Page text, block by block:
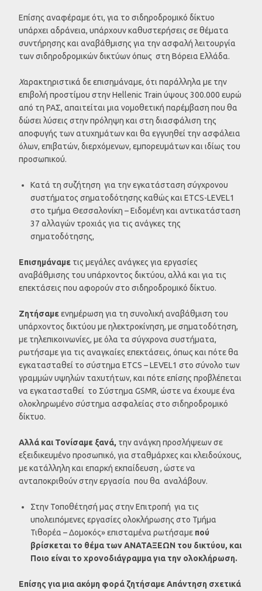
Επίσης αναφέραμε ότι, για το σιδηροδρομικό δίκτυο
υπάρχει αδράνεια, υπάρχουν καθυστερήσεις σε θέματα
συντήρησης και αναβάθμισης για την ασφαλή λειτουργία
των σιδηροδρομικών δικτύων όπως στη Βόρεια Ελλάδα.
Χαρακτηριστικά δε επισημάναμε, ότι παράλληλα με την
επιβολή προστίμου στην Hellenic Train ύψους 300.000 ευρώ
από τη ΡΑΣ, απαιτείται μια νομοθετική παρέμβαση που θα
δώσει λύσεις στην πρόληψη και στη διασφάλιση της
αποφυγής των ατυχημάτων και θα εγγυηθεί την ασφάλεια
όλων, επιβατών, διερχόμενων, εμπορευμάτων και ιδίως του
προσωπικού.
Κατά τη συζήτηση για την εγκατάσταση σύγχρονου
συστήματος σηματοδότησης καθώς και ETCS-LEVEL1
στο τμήμα Θεσσαλονίκη – Ειδομένη και αντικατάσταση
37 αλλαγών τροχιάς για τις ανάγκες της
σηματοδότησης,
Επισημάναμε τις μεγάλες ανάγκες για εργασίες
αναβάθμισης του υπάρχοντος δικτύου, αλλά και για τις
επεκτάσεις που αφορούν στο σιδηροδρομικό δίκτυο.
Ζητήσαμεενημέρωση για τη συνολική αναβάθμιση του
υπάρχοντος δικτύου με ηλεκτροκίνηση, με σηματοδότηση,
με τηλεπικοινωνίες, με όλα τα σύγχρονα συστήματα,
ρωτήσαμε για τις αναγκαίες επεκτάσεις, όπως και πότε θα
εγκατασταθεί το σύστημα ETCS – LEVEL1 στο σύνολο των
γραμμών υψηλών ταχυτήτων, και πότε επίσης προβλέπεται
να εγκατασταθεί το Σύστημα GSMR, ώστε να έχουμε ένα
ολοκληρωμένο σύστημα ασφαλείας στο σιδηροδρομικό
δίκτυο.
Αλλά και Τονίσαμε ξανά, την ανάγκη προσλήψεων σε
εξειδικευμένο προσωπικό, για σταθμάρχες και κλειδούχους,
με κατάλληλη και επαρκή εκπαίδευση , ώστε να
ανταποκριθούν στην εργασία που θα αναλάβουν.
Στην Τοποθέτησή μας στην Επιτροπή για τις
υπολειπόμενες εργασίες ολοκλήρωσης στο Τμήμα
Τιθορέα – Δομοκός» επισταμένα ρωτήσαμε πού
βρίσκεται το θέμα των ΑΝΑΤΑΞΕΩΝ του δικτύου, και
Ποιο είναι το χρονοδιάγραμμα για την ολοκλήρωση.
Επίσης για μια ακόμη φορά ζητήσαμε Απάντηση σχετικά